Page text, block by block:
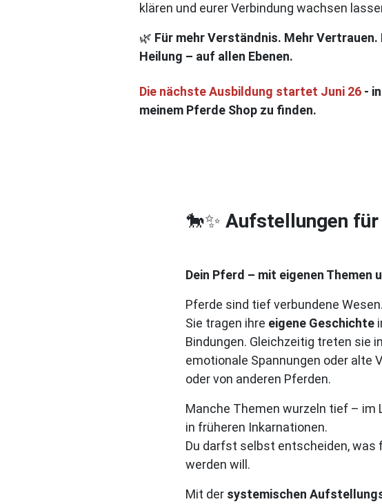
klären und eurer Verbindung wachsen
🌿 Für mehr Verständnis. Mehr Vertrauen.
Heilung – auf allen Ebenen.
Die nächste Ausbildung startet Juni 26- in
meinem Pferde Shop zu finden.
🐎✨ Aufstellungen
Dein Pferd – mit eigenen
Pferde sind tief verbundene Wesen.
Sie tragen ihre eigene Geschichte
Bindungen. Gleichzeitig treten sie in
emotionale Spannungen oder alte
oder von anderen Pferden.
Manche Themen wurzeln tief – im
in früheren Inkarnationen.
Du darfst selbst entscheiden,
werden will.
Mit der systemischen